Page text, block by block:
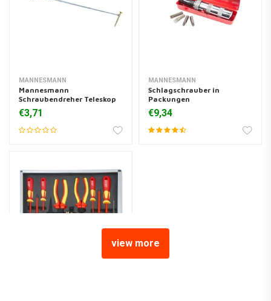
MANNESMANN
Mannesmann
Schraubendreher Teleskop
€3,71
MANNESMANN
Schlagschrauber in
Packungen
€9,34
view more